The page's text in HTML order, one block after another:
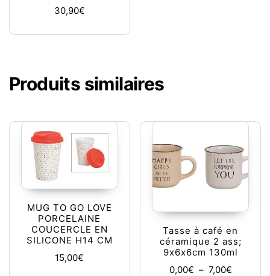
30,90€
Produits similaires
MUG TO GO LOVE
PORCELAINE
COUCERCLE EN
SILICONE H14 CM
15,00€
Tasse à café en
céramique 2 ass;
9x6x6cm 130ml
0,00€ – 7,00€Plage